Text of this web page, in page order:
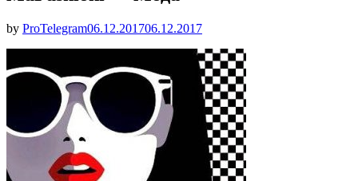
by ProTelegramОпубликовано
06.12.201706.12.2017